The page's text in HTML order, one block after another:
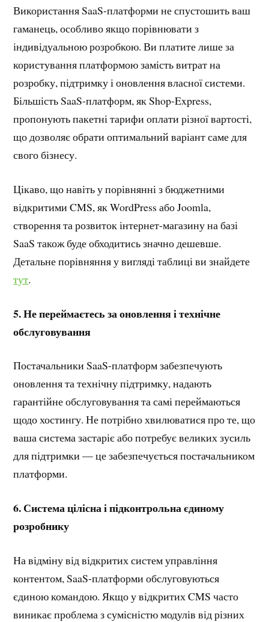
Використання SaaS-платформи не спустошить ваш
гаманець, особливо якщо порівнювати з
індивідуальною розробкою. Ви платите лише за
користування платформою замість витрат на
розробку, підтримку і оновлення власної системи.
Більшість SaaS-платформ, як Shop-Express,
пропонують пакетні тарифи оплати різної вартості,
що дозволяє обрати оптимальний варіант саме для
свого бізнесу.
Цікаво, що навіть у порівнянні з бюджетними
відкритими CMS, як WordPress або Joomla,
створення та розвиток інтернет-магазину на базі
SaaS також буде обходитись значно дешевше.
Детальне порівняння у вигляді таблиці ви знайдете
тут.
5. Не переймаєтесь за оновлення і технічне
обслуговування
Постачальники SaaS-платформ забезпечують
оновлення та технічну підтримку, надають
гарантійне обслуговування та самі переймаються
щодо хостингу. Не потрібно хвилюватися про те, що
ваша система застаріє або потребує великих зусиль
для підтримки — це забезпечується постачальником
платформи.
6. Система цілісна і підконтрольна єдиному
розробнику
На відміну від відкритих систем управління
контентом, SaaS-платформи обслуговуються
єдиною командою. Якщо у відкритих CMS часто
виникає проблема з сумісністю модулів від різних